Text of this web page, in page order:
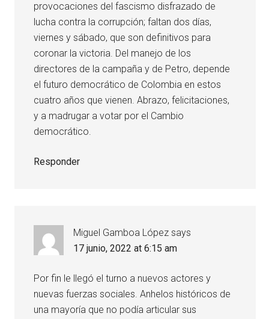
provocaciones del fascismo disfrazado de
lucha contra la corrupción; faltan dos días,
viernes y sábado, que son definitivos para
coronar la victoria. Del manejo de los
directores de la campaña y de Petro, depende
el futuro democrático de Colombia en estos
cuatro años que vienen. Abrazo, felicitaciones,
y a madrugar a votar por el Cambio
democrático.
Responder
Miguel Gamboa López says
17 junio, 2022 at 6:15 am
Por fin le llegó el turno a nuevos actores y
nuevas fuerzas sociales. Anhelos históricos de
una mayoría que no podía articular sus